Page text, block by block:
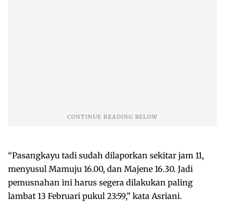
“Pasangkayu tadi sudah dilaporkan sekitar jam 11,
menyusul Mamuju 16.00, dan Majene 16.30. Jadi
pemusnahan ini harus segera dilakukan paling
lambat 13 Februari pukul 23:59,” kata Asriani.